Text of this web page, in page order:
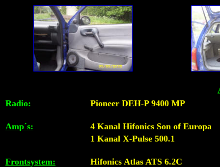
Radio:
Pioneer DEH-P 9400 MP
Amp´s:
4 Kanal Hifonics Son of Europa
1 Kanal X-Pulse 500.1
Frontsystem: Hifonics Atlas ATS 6.2C